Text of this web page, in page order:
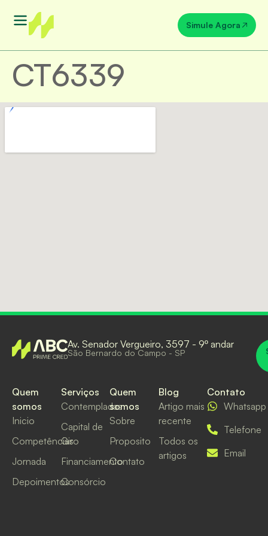
Simule Agora
CT6339
Av. Senador Vergueiro, 3597 - 9º andar
São Bernardo do Campo - SP
Quem
somos
Inicio
Competências
Jornada
Depoimentos
Serviços
Contempladas
Capital de
Giro
Financiamento
Consórcio
Quem
somos
Sobre
Proposito
Contato
Blog
Artigo mais
recente
Todos os
artigos
Contato
Whatsapp
Telefone
Email